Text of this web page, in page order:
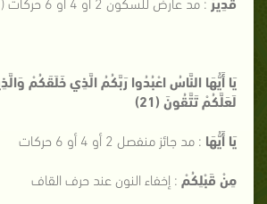
يَا أَيُّهَا النَّاسُ اعْبُدُوا رَبَّكُمُ الَّذِي خَلَقَكُمْ
لَعَلَّكُمْ تَتَّقُونَ (21)
يَا أَيُّهَا : مد جائز منفصل 2 أو 4 أو 6 حركات
مِنْ قَبْلِكُمْ : إخفاء النون عند حرف القاف